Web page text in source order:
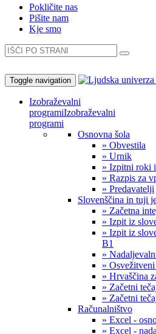
Pokličite nas
Pišite nam
Kje smo
Toggle navigation
Izobraževalni
programiIzobraževalni
programi
Osnovna šola
» Obvestila
» Urnik
» Izpitni roki
» Razpis za
» Predavatelji
Slovenščina in tuji
» Začetna
» Izpit iz
» Izpit iz
B1
»
»
» Hrvaščina
» Začetni
» Začetni
Računalništvo
» Excel -
» Excel -